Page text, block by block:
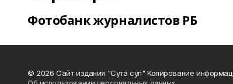
Фотобанк журналистов РБ
© 2026 Сайт издания "Сута сул" Копирование